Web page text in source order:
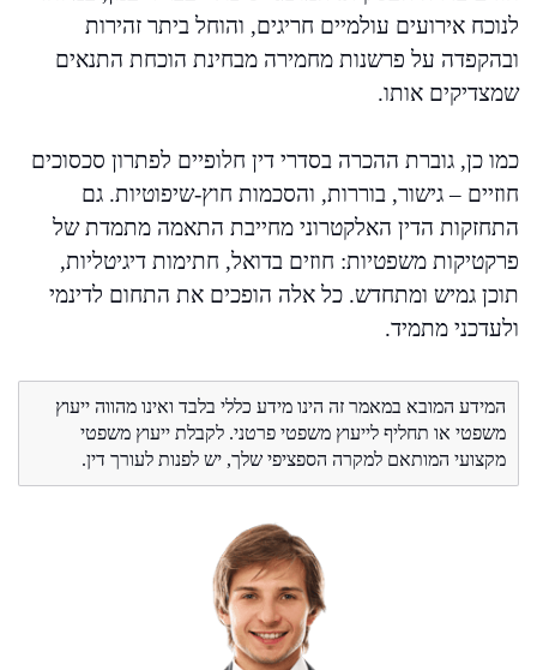
לנוכח אירועים עולמיים חריגים, והוחל ביתר זהירות
ובהקפדה על פרשנות מחמירה מבחינת הוכחת התנאים
שמצדיקים אותו.
כמו כן, גוברת ההכרה בסדרי דין חלופיים לפתרון סכסוכים
חוזיים – גישור, בוררות, והסכמות חוץ-שיפוטיות. גם
התחזקות הדין האלקטרוני מחייבת התאמה מתמדת של
פרקטיקות משפטיות: חוזים בדואל, חתימות דיגיטליות,
תוכן גמיש ומתחדש. כל אלה הופכים את התחום לדינמי
ולעדכני מתמיד.
המידע המובא במאמר זה הינו מידע כללי בלבד ואינו מהווה ייעוץ
משפטי או תחליף לייעוץ משפטי פרטני. לקבלת ייעוץ משפטי
מקצועי המותאם למקרה הספציפי שלך, יש לפנות לעורך דין.